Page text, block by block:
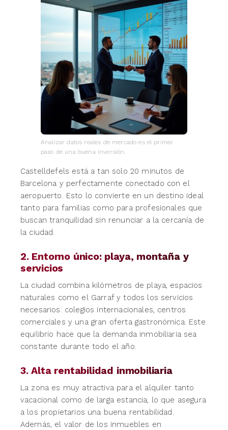
Analizar datos reales de mercado es el primer
paso de una buena inversión.
Castelldefels está a tan solo 20 minutos de
Barcelona y perfectamente conectado con el
aeropuerto. Esto lo convierte en un destino ideal
tanto para familias como para profesionales que
buscan tranquilidad sin renunciar a la cercanía de
la ciudad.
2. Entorno único: playa, montaña y
servicios
La ciudad combina kilómetros de playa, espacios
naturales como el Garraf y todos los servicios
necesarios: colegios internacionales, centros
comerciales y una gran oferta gastronómica. Este
equilibrio hace que la demanda inmobiliaria sea
constante durante todo el año.
3. Alta rentabilidad inmobiliaria
La zona es muy atractiva para el alquiler tanto
vacacional como de larga estancia, lo que asegura
a los propietarios una buena rentabilidad.
Además, el valor de los inmuebles en